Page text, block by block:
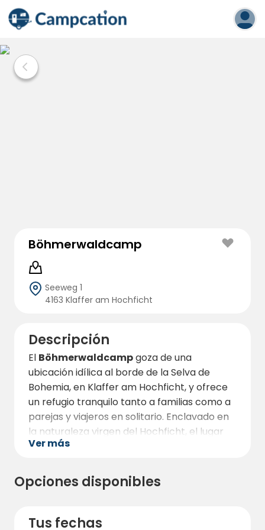
Böhmerwaldcamp
Seeweg 1
4163 Klaffer am Hochficht
Descripción
El Böhmerwaldcampgoza de una
ubicación idílica al borde de la Selva de
Bohemia, en Klaffer am Hochficht, y ofrece
un refugio tranquilo tanto a familias como a
parejas y viajeros en solitario. Enclavado en
la naturaleza virgen del Hochficht, el lugar
ofrece acceso directo a prados, bosques y
relajantes paseos y a aventureros
descubrimientos. Las amplias parcelas para
bien cuidadas, son llanas y están
Ver más
Opciones disponibles
Tus fechas